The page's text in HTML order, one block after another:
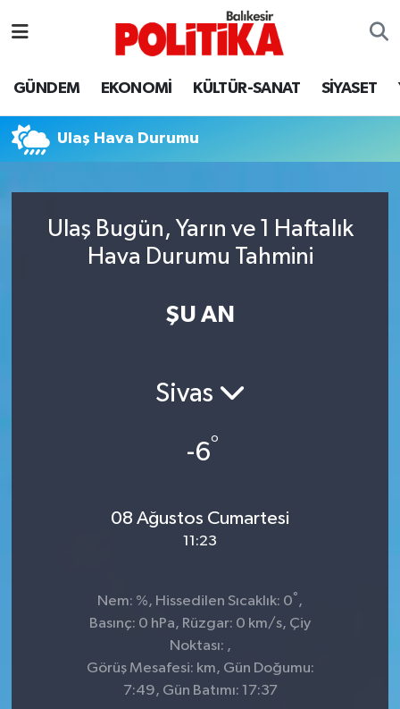
GÜNDEM EKONOMİ KÜLTÜR-SANAT SİYASET
Ulaş Hava Durumu
Ulaş Bugün, Yarın ve 1 Haftalık
Hava Durumu Tahmini
ŞU AN
Sivas
-6°
08 Ağustos Cumartesi
11:23
Nem: %, Hissedilen Sıcaklık: 0° ,
Basınç: 0 hPa, Rüzgar: 0 km/s, Çiy
Noktası: ,
Görüş Mesafesi: km, Gün Doğumu:
7:49, Gün Batımı: 17:37
Ayvalık
Balya
Bigadiç
EKONOMİ
Erdek
Balıkesir Hava Durumu
Balıkesir Namaz Vakitleri
Süper Lig Puan Durumu ve Fikstür